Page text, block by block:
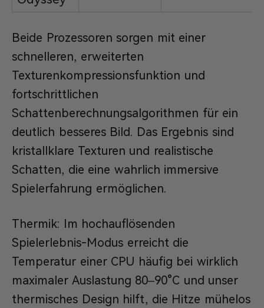
Beide Prozessoren sorgen mit einer
schnelleren, erweiterten
Texturenkompressionsfunktion und
fortschrittlichen
Schattenberechnungsalgorithmen für ein
deutlich besseres Bild. Das Ergebnis sind
kristallklare Texturen und realistische
Schatten, die eine wahrlich immersive
Spielerfahrung ermöglichen.
Thermik: Im hochauflösenden
Spielerlebnis-Modus erreicht die
Temperatur einer CPU häufig bei wirklich
maximaler Auslastung 80–90°C und unser
thermisches Design hilft, die Hitze mühelos